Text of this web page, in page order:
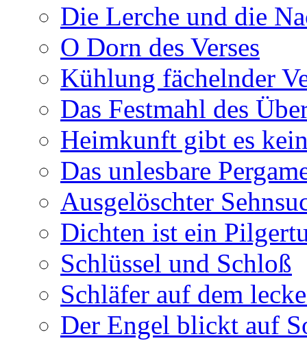
Die Lerche und die
O Dorn des Verses
Kühlung fächelnder
Das Festmahl des
Heimkunft gibt es
Das unlesbare
Ausgelöschter
Dichten ist ein
Schlüssel und Schloß
Schläfer auf dem
Der Engel blickt auf